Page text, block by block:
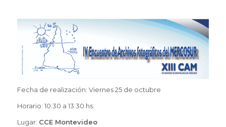
Fecha de realización: Viernes 25 de octubre
Horario: 10:30 a 13:30 hs.
Lugar: CCE Montevideo